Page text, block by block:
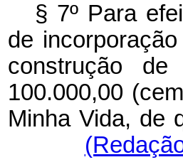
§ 7º Para
de
construção
100.000,00
Minha Vida, de